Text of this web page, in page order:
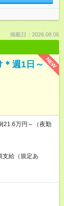
掲載日：2026.08.06
NEW
週1日～
21.6万円～（夜勤
給（規定あ